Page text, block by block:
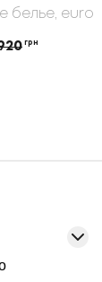
белье, euro
грн